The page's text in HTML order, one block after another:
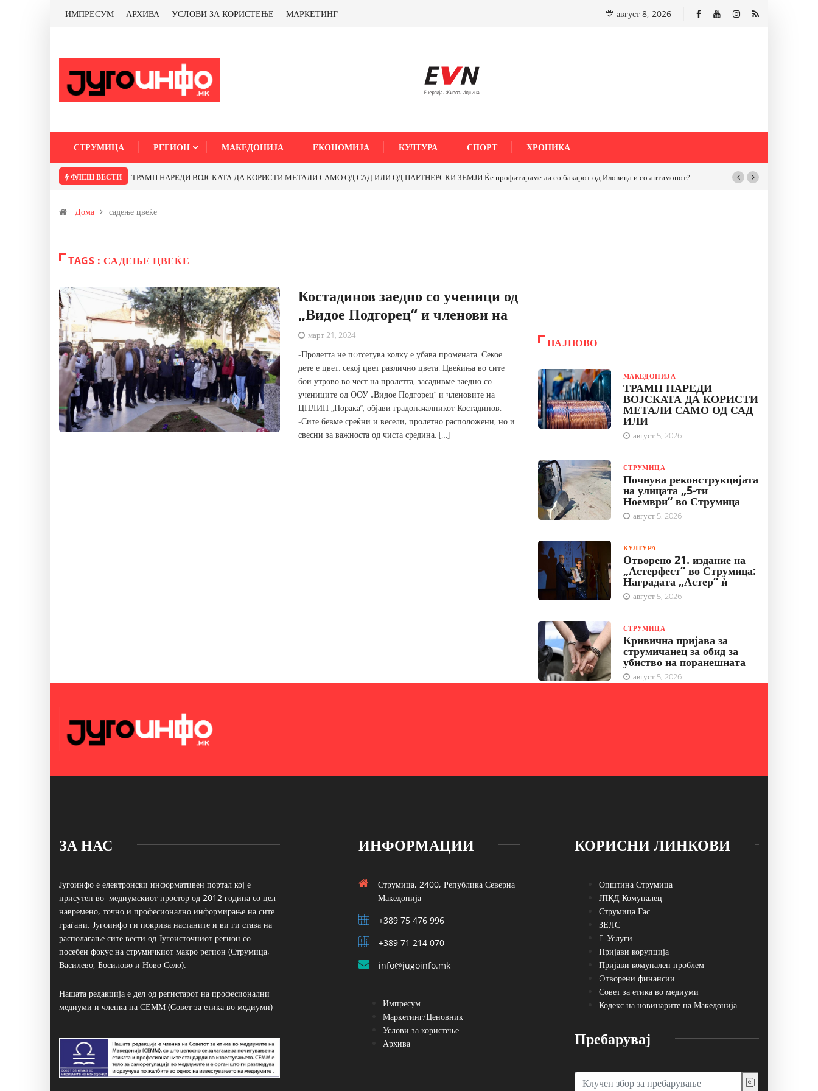
ИМПРЕСУМ АРХИВА УСЛОВИ ЗА КОРИСТЕЊЕ МАРКЕТИНГ август 8, 2026
СТРУМИЦА РЕГИОН МАКЕДОНИЈА ЕКОНОМИЈА КУЛТУРА СПОРТ ХРОНИКА
ФЛЕШ ВЕСТИ ТРАМП НАРЕДИ ВОЈСКАТА ДА КОРИСТИ МЕТАЛИ САМО ОД САД ИЛИ ОД ПАРТНЕРСКИ ЗЕМЈИ Ќе профитираме ли со бакарот од Иловица и со антимонот?
Дома садење цвеќе
TAGS : САДЕЊЕ ЦВЕЌЕ
Костадинов заедно со ученици од
„Видое Подгорец“ и членови на
март 21, 2024
-Пролетта не пoтсетува колку е убава промената. Секое
дете е цвет, секој цвет различно цвета. Цвеќиња во сите
бои утрово во чест на пролетта, засадивме заедно со
учениците од ООУ „Видое Подгорец“ и членовите на
ЦПЛИП „Порака“, објави градоначалникот Костадинов.
-Сите бевме среќни и весели, пролетно расположени, но и
свесни за важноста од чиста средина. […]
НАЈНОВО
МАКЕДОНИЈА
ТРАМП НАРЕДИ
ВОЈСКАТА ДА КОРИСТИ
МЕТАЛИ САМО ОД САД
ИЛИ
август 5, 2026
СТРУМИЦА
Почнува реконструкцијата
на улицата „5-ти
Ноември“ во Струмица
август 5, 2026
КУЛТУРА
Отворено 21. издание на
„Астерфест“ во Струмица:
Наградата „Астер“ ѝ
август 5, 2026
СТРУМИЦА
Кривична пријава за
струмичанец за обид за
убиство на поранешната
август 5, 2026
ЗА НАС
Југоинфо е електронски информативен портал кој е
присутен во медиумскиот простор од 2012 година со цел
навремено, точно и професионално информирање на сите
граѓани. Југоинфо ги покрива настаните и ви ги става на
располагање сите вести од Југоисточниот регион со
посебен фокус на струмичкиот макро регион (Струмица,
Василево, Босилово и Ново Село).
Нашата редакција е дел од регистарот на професионални
медиуми и членка на СЕММ (Совет за етика во медиуми)
ИНФОРМАЦИИ
Струмица, 2400, Република Северна
Македонија
+389 75 476 996
+389 71 214 070
info@jugoinfo.mk
Импресум
Маркетинг/Ценовник
Услови за користење
Архива
КОРИСНИ ЛИНКОВИ
Општина Струмица
ЈПКД Комуналец
Струмица Гас
ЗЕЛС
E-Услуги
Пријави корупција
Пријави комунален проблем
Oтворени финансии
Совет за етика во медиуми
Кодекс на новинарите на Македонија
Пребарувај